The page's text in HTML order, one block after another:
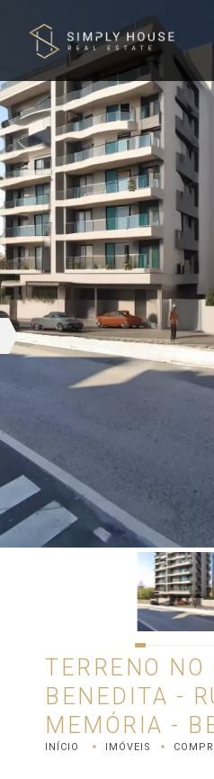
TERRENO NO
BENEDITA -
MEMÓRIA -
INÍCIO IMÓVEIS